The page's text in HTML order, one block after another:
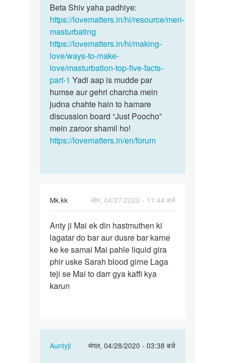
to
Hasthmaithun
krne
ka
sahi…
by
Shiv
Beta
Shiv
yaha
padhiye:
…
Beta Shiv yaha padhiye:
https://lovematters.in/hi/resource/men-
masturbating
https://lovematters.in/hi/making-
love/ways-to-make-
love/masturbation-top-five-facts-
part-1 Yadi aap is mudde par
humse aur gehri charcha mein
judna chahte hain to hamare
discussion board “Just Poocho”
mein zaroor shamil ho!
https://lovematters.in/en/forum
Mk.kk
सोम, 04/27/2020 - 11:44 बजे
Anty
ji
Mai
ek
din…
Anty ji Mai ek din hastmuthen ki
lagatar do bar aur dusre bar karne
ke ke samai Mai pahle liquid gira
phir uske Sarah blood girne Laga
teji se Mai to darr gya kaffi kya
karun
Auntyji
मंगल, 04/28/2020 - 03:38 बजे
In